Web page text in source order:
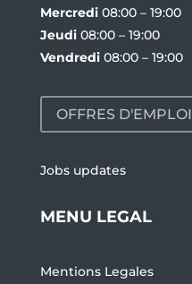
Mercredi08:00 – 19:00
Jeudi08:00 – 19:00
Vendredi08:00 – 19:00
OFFRES D'EMPLOI
Jobs updates
MENU LEGAL
Mentions Legales